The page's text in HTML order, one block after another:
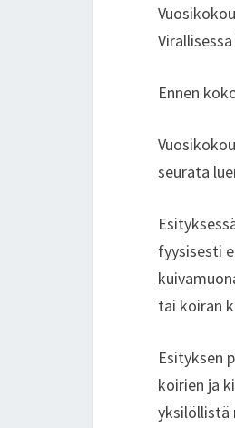
Ennen
seurata
fyysisesti
tai koiran
Esityksen
koirien ja
yksilöllistä